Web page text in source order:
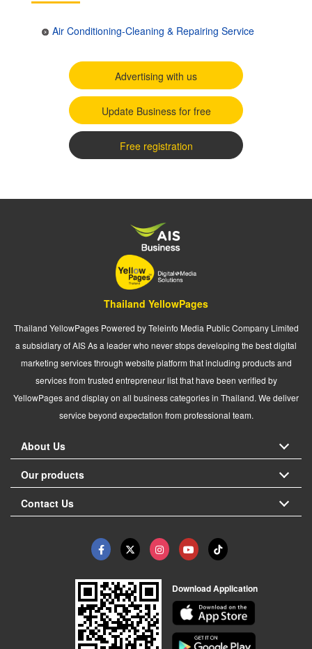
Air Conditioning-Cleaning & Repairing Service
Advertising with us
Update Business for free
Free registration
Thailand YellowPages
Thailand YellowPages Powered by Teleinfo Media Public Company Limited
a subsidiary of AIS As a leader who never stops developing the best digital
marketing services through website platform that including products and
services from trusted entrepreneur list that have been verified by
YellowPages and display on all business categories in Thailand. We deliver
service beyond expectation from professional team.
About Us
Our products
Contact Us
Download Application